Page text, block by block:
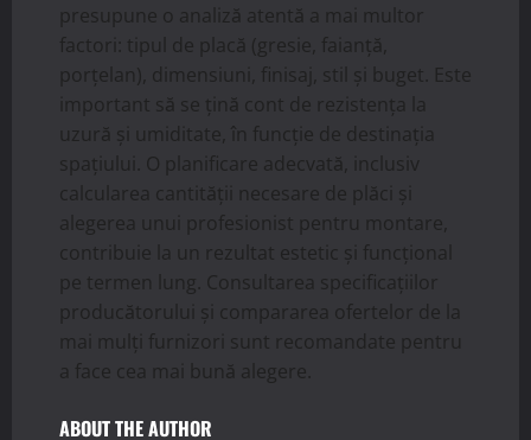
presupune o analiză atentă a mai multor
factori: tipul de placă (gresie, faianță,
porțelan), dimensiuni, finisaj, stil și buget. Este
important să se țină cont de rezistența la
uzură și umiditate, în funcție de destinația
spațiului. O planificare adecvată, inclusiv
calcularea cantității necesare de plăci și
alegerea unui profesionist pentru montare,
contribuie la un rezultat estetic și funcțional
pe termen lung. Consultarea specificațiilor
producătorului și compararea ofertelor de la
mai mulți furnizori sunt recomandate pentru
a face cea mai bună alegere.
ABOUT THE AUTHOR